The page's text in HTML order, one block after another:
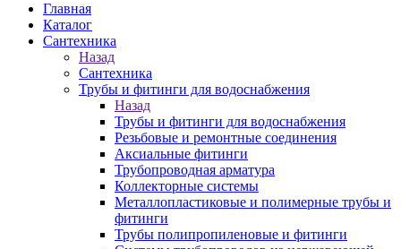
Главная
Каталог
Сантехника
Назад
Сантехника
Трубы и фитинги для водоснабжения
Назад
Трубы и фитинги для водоснабжения
Резьбовые и ремонтные соединения
Аксиальные фитинги
Трубопроводная арматура
Коллекторные системы
Металлопластиковые и полимерные трубы и
фитинги
Трубы полипропиленовые и фитинги